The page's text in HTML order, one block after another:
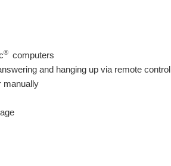
® computers
and hanging up via remote control
manually